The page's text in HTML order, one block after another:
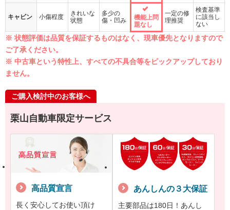
キャビン 小傷程度
きれいな
状態
多少の
傷・凹み
機能上問
題なし
一定の修
理推奨
検査基準
に該当し
ない
※ 状態評価は品質を保証するものはなく、現車優先となりますので
ご了承ください。
※ 中古車という特性上、すべての不具合等をピックアップしており
ません。
ご購入検討中のお客様へ
栗山自動車限定サービス
高品質宣言
長く安心してお使い頂け
あんしんの３大保証
主要部品は180日！あんし